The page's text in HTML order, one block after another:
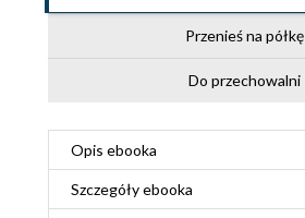
Przenieś na półkę
Do przechowalni
Opis ebooka
Szczegółyebooka